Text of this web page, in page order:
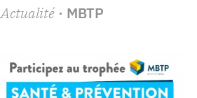
Actualité · MBTP